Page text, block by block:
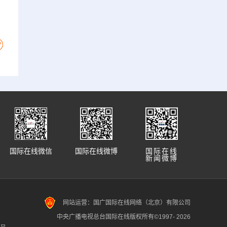
国际在线
新闻微博
国际在线微博
国际在线微信
网站运营：国广国际在线网络（北京）有限公司
中央广播电视总台国际在线版权所有©1997- 2026